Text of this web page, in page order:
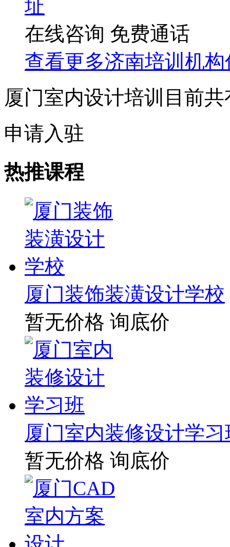
址
在线咨询 免费通话
查看更多济南培训机构
厦门室内设计培训目前
申请入驻
热推课程
厦门装饰装潢设计学校
暂无价格 询底价
厦门室内装修设计学习
暂无价格 询底价